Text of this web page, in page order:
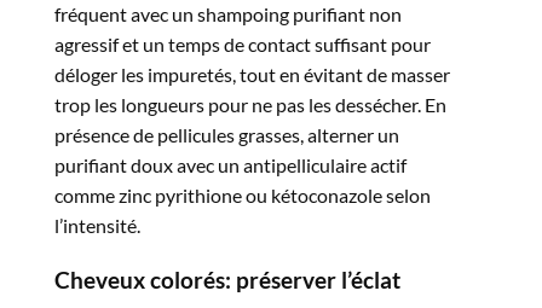
fréquent avec un shampoing purifiant non
agressif et un temps de contact suffisant pour
déloger les impuretés, tout en évitant de masser
trop les longueurs pour ne pas les dessécher. En
présence de pellicules grasses, alterner un
purifiant doux avec un antipelliculaire actif
comme zinc pyrithione ou kétoconazole selon
l’intensité.​
Cheveux colorés: préserver l’éclat